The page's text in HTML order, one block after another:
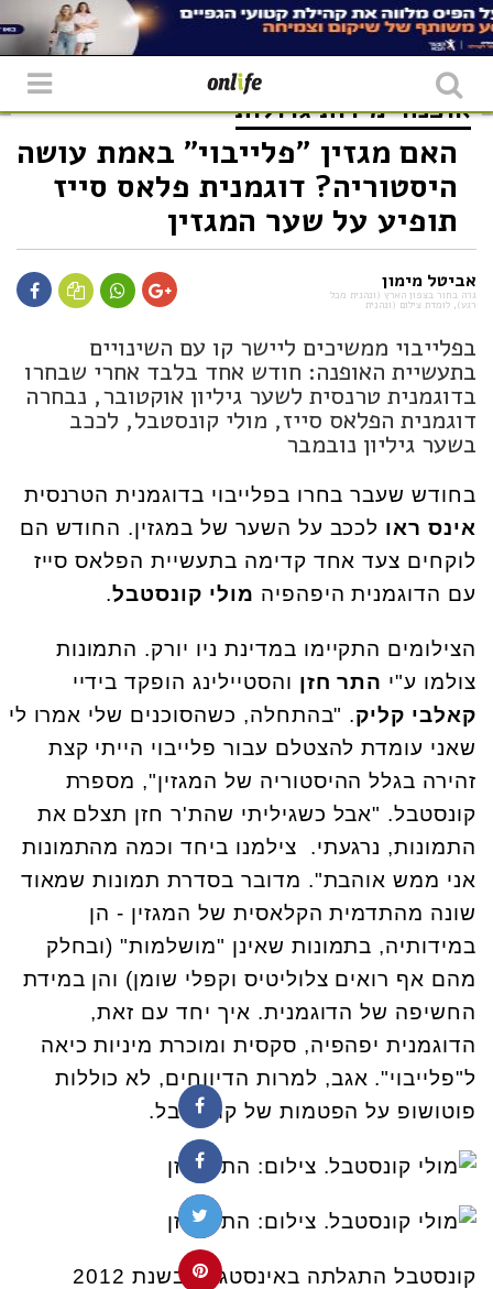
אופנה מידות גדולות
האם מגזין "פלייבוי" באמת עושה
היסטוריה? דוגמנית פלאס סייז
תופיע על שער המגזין
אביטל מימון
גרה בחור בצפון הארץ (ונהנית מכל
רגע), לומדת צילום (ונהנית
בפלייבוי ממשיכים ליישר קו עם השינויים
בתעשיית האופנה: חודש אחד בלבד אחרי שבחרו
בדוגמנית טרנסית לשער גיליון אוקטובר, נבחרה
דוגמנית הפלאס סייז, מולי קונסטבל, לככב
בשער גיליון נובמבר
בחודש שעבר בחרו בפלייבוי בדוגמנית הטרנסית
אינס ראו לככב על השער של במגזין. החודש הם
לוקחים צעד אחד קדימה בתעשיית הפלאס סייז
עם הדוגמנית היפהפיה מולי קונסטבל.
הצילומים התקיימו במדינת ניו יורק. התמונות
צולמו ע"י התר חזן והסטיילינג הופקד בידיי
קאלבי קליק. "בהתחלה, כשהסוכנים שלי אמרו לי
שאני עומדת להצטלם עבור פלייבוי הייתי קצת
זהירה בגלל ההיסטוריה של המגזין", מספרת
קונסטבל. "אבל כשגיליתי שהת'ר חזן תצלם את
התמונות, נרגעתי. צילמנו ביחד וכמה מהתמונות
אני ממש אוהבת". מדובר בסדרת תמונות שמאוד
שונה מהתדמית הקלאסית של המגזין - הן
במידותיה, בתמונות שאינן "מושלמות" (ובחלק
מהם אף רואים צלוליטיס וקפלי שומן) והן במידת
החשיפה של הדוגמנית. איך יחד עם זאת,
הדוגמנית יפהפיה, סקסית ומוכרת מיניות כיאה
ל"פלייבוי". אגב, למרות הדיווחים, לא כוללות
פוטושופ על הפטמות של קונסטבל.
קונסטבל התגלתה באינסטגרם בשנת 2012